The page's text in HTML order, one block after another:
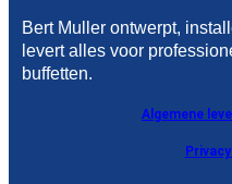
Bert Muller ontwerpt,
levert alles voor
buffetten.
Algemene